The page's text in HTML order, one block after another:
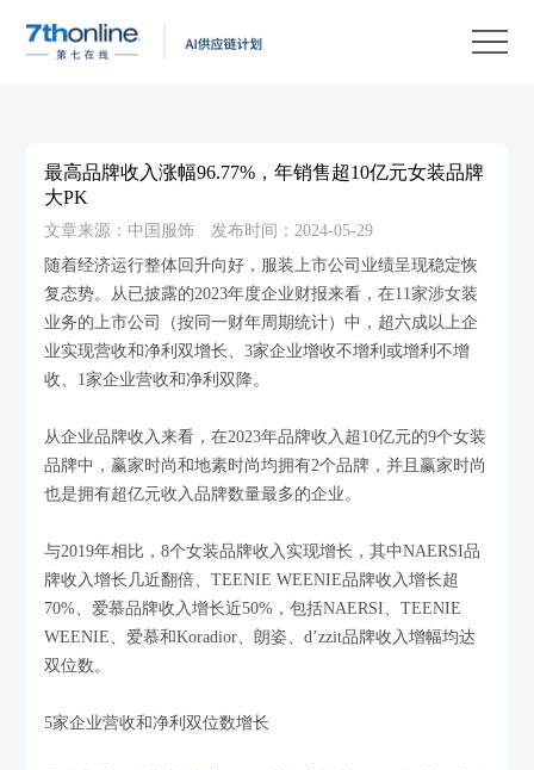
最高品牌收入涨幅96.77%，年销售超10亿元女装品牌
大PK
文章来源：中国服饰
发布时间：2024-05-29
随着经济运行整体回升向好，服装上市公司业绩呈现稳定恢
复态势。从已披露的2023年度企业财报来看，在11家涉女装
业务的上市公司（按同一财年周期统计）中，超六成以上企
业实现营收和净利双增长、3家企业增收不增利或增利不增
收、1家企业营收和净利双降。
从企业品牌收入来看，在2023年品牌收入超10亿元的9个女装
品牌中，赢家时尚和地素时尚均拥有2个品牌，并且赢家时尚
也是拥有超亿元收入品牌数量最多的企业。
与2019年相比，8个女装品牌收入实现增长，其中NAERSI品
牌收入增长几近翻倍、TEENIE WEENIE品牌收入增长超
70%、爱慕品牌收入增长近50%，包括NAERSI、TEENIE
WEENIE、爱慕和Koradior、朗姿、d’zzit品牌收入增幅均达
双位数。
5家企业营收和净利双位数增长